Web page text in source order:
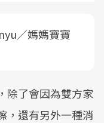
／媽媽寶寶
除了會因為雙方家
，還有另外一種消